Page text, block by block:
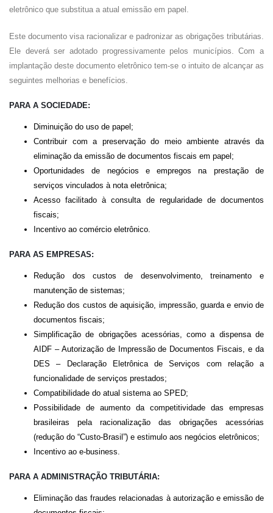
eletrônico que substitua a atual emissão em papel.
Este documento visa racionalizar e padronizar as obrigações tributárias.
Ele deverá ser adotado progressivamente pelos municípios. Com a
implantação deste documento eletrônico tem-se o intuito de alcançar as
seguintes melhorias e benefícios.
PARA A SOCIEDADE:
Diminuição do uso de papel;
Contribuir com a preservação do meio ambiente através da
eliminação da emissão de documentos fiscais em papel;
Oportunidades de negócios e empregos na prestação de
serviços vinculados à nota eletrônica;
Acesso facilitado à consulta de regularidade de documentos
fiscais;
Incentivo ao comércio eletrônico.
PARA AS EMPRESAS:
Redução dos custos de desenvolvimento, treinamento e
manutenção de sistemas;
Redução dos custos de aquisição, impressão, guarda e envio de
documentos fiscais;
Simplificação de obrigações acessórias, como a dispensa de
AIDF – Autorização de Impressão de Documentos Fiscais, e da
DES – Declaração Eletrônica de Serviços com relação a
funcionalidade de serviços prestados;
Compatibilidade do atual sistema ao SPED;
Possibilidade de aumento da competitividade das empresas
brasileiras pela racionalização das obrigações acessórias
(redução do “Custo-Brasil”) e estimulo aos negócios eletrônicos;
Incentivo ao e-business.
PARA A ADMINISTRAÇÃO TRIBUTÁRIA:
Eliminação das fraudes relacionadas à autorização e emissão de